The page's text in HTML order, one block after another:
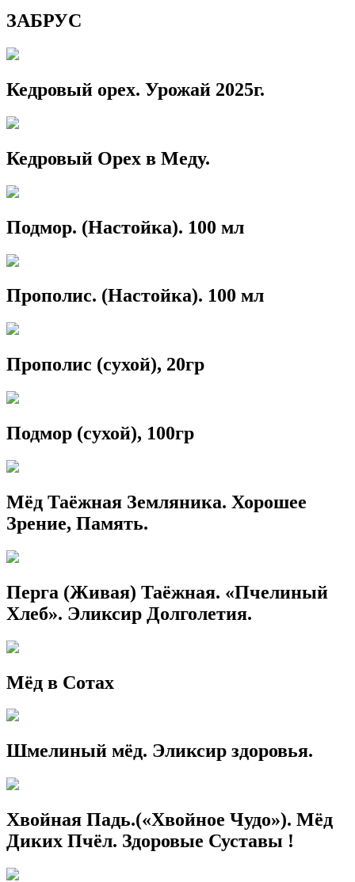
ЗАБРУС
Кедровый орех. Урожай 2025г.
Кедровый Орех в Меду.
Подмор. (Настойка). 100 мл
Прополис. (Настойка). 100 мл
Прополис (сухой), 20гр
Подмор (сухой), 100гр
Мёд Таёжная Земляника. Хорошее
Зрение, Память.
Перга (Живая) Таёжная. «Пчелиный
Хлеб». Эликсир Долголетия.
Мёд в Сотах
Шмелиный мёд. Эликсир здоровья.
Хвойная Падь.(«Хвойное Чудо»). Мёд
Диких Пчёл. Здоровые Суставы !